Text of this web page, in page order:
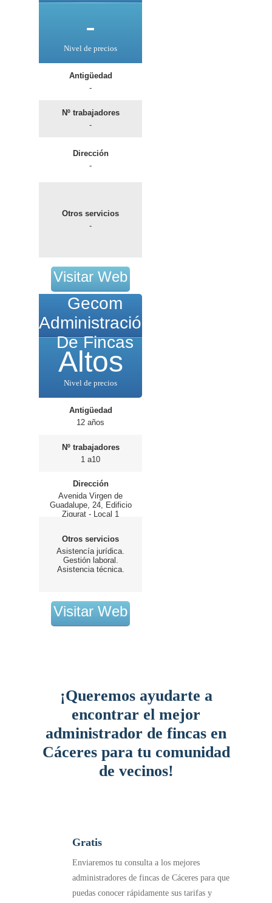
-
Nivel de precios
Antigüedad
-
Nº trabajadores
-
Dirección
-
Otros servicios
-
Visitar Web
Gecom
Administración
De Fincas
Altos
Nivel de precios
Antigüedad
12 años
Nº trabajadores
1 a10
Dirección
Avenida Virgen de
Guadalupe, 24, Edificio
Zigurat - Local 1
Otros servicios
Asistencía jurídica.
Gestión laboral.
Asistencia técnica.
Visitar Web
¡Queremos ayudarte a
encontrar el mejor
administrador de fincas en
Cáceres para tu comunidad
de vecinos!
Gratis
Enviaremos tu consulta a los mejores
administradores de fincas de Cáceres para que
puedas conocer rápidamente sus tarifas y